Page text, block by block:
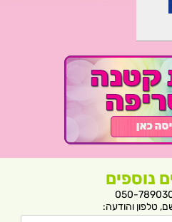
נוספים
טלפון והודעה: